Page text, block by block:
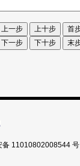
备 11010802008544 号